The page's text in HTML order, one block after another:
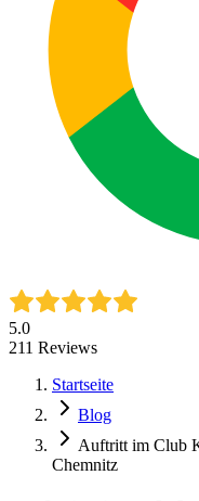
5.0
211 Reviews
Startseite
Blog
Auftritt im Club
Chemnitz